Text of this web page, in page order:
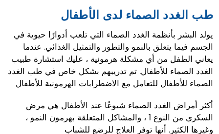
طب الغدد الصماء لدى الأطفال
يولد البشر بأنظمة الغدد الصماء التي تلعب أدوارًا حيوية في
الجسم فيما يتعلق بالنمو والتطور والتمثيل الغذائي. عندما
يعاني الطفل من أي مشكلة هرمونية ، عليك استشارة طبيب
الغدد الصماء للأطفال. تم تدريبهم بشكل خاص في طب الغدد
الصماء للأطفال للتعامل مع الاضطرابات الهرمونية للأطفال
أكثر أمراض الغدد الصماء شيوعًا عند الأطفال هي مرض
السكري من النوع 1 ، والمشاكل المتعلقة بهرمون النمو ،
وغيرها الكثير. أنها توفر العلاج للرضع للشباب